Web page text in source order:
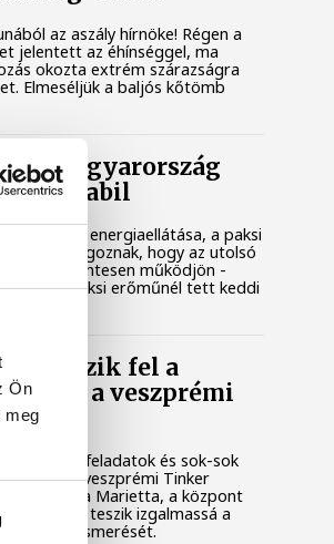
Ön
meg
az aszály hírnöke! Régen a
jelentett az éhínséggel, ma
okozta extrém szárazságra
Elmeséljük a baljós kőtömb
Magyarország
stabil
energiaellátása, a paksi
azon dolgoznak, hogy az utolsó
hibamentesen működjön -
a paksi erőműnél tett keddi
fedezik fel a
a veszprémi
kreatív feladatok és sok-sok
a veszprémi Tinker
Balassa Marietta, a központ
hogyan teszik izgalmassá a
megismerését.